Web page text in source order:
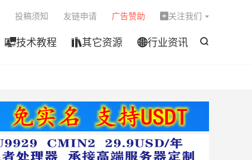

技术教程 其它资源 行业资讯
投稿须知 友链申请 广告赞助  关注我们